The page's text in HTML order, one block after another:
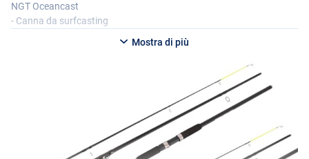
NGT Oceancast
- Canna da surfcasting
- Top colorato e accattivante
- Fornita in una fodera di tessuto
Mostra di più